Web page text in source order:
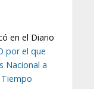
en el Diario
por el que
Nacional a